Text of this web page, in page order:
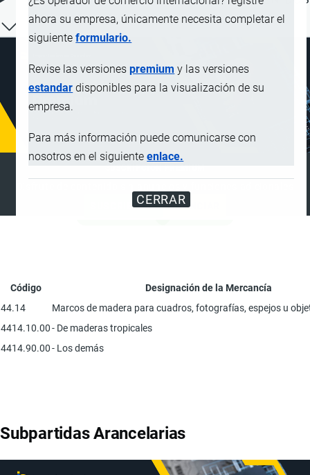
ahora su empresa, únicamente necesita completar el
siguienteformulario.
Revise las versionespremium y las versiones
estandar disponibles para la visualización de su
empresa.
Para más información puede comunicarse con
nosotros en el siguienteenlace.
CERRAR
SUSCRIBIRSE
ANUNCIAR
Código
Designación de la Mercancía
44.14
Marcos de madera para cuadros, fotografías, espejos u
4414.10.00- De maderas tropicales
4414.90.00- Los demás
Subpartidas Arancelarias